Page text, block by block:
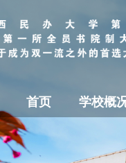
首页 学校概